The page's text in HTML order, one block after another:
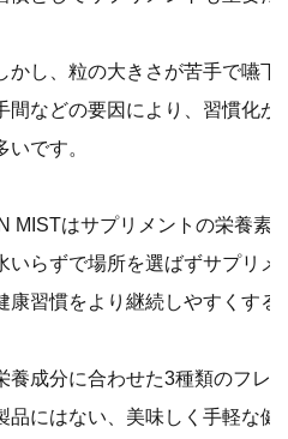
かし、粒の大きさが苦手で嚥
間などの要因により、習慣化が
いです。
MISTはサプリメントの栄養素
いらずで場所を選ばずサプリ
康習慣をより継続しやすくする
養成分に合わせた3種類のフレ
品にはない、美味しく手軽な健